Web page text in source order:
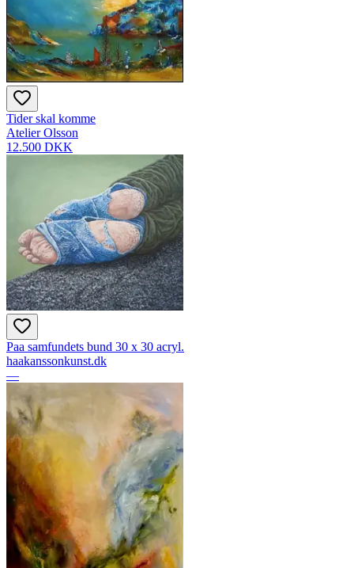
Tider skal komme
Atelier Olsson
12.500 DKK
Paa samfundets bund 30 x 30 acryl.
haakanssonkunst.dk
—